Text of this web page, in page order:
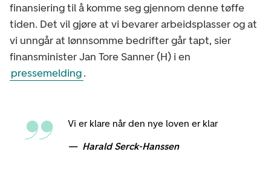
finansiering til å komme seg gjennom denne tøffe
tiden. Det vil gjøre at vi bevarer arbeidsplasser og at
vi unngår at lønnsomme bedrifter går tapt, sier
finansminister Jan Tore Sanner (H) i en
pressemelding.
Vi er klare når den nye loven er klar
Harald Serck-Hanssen